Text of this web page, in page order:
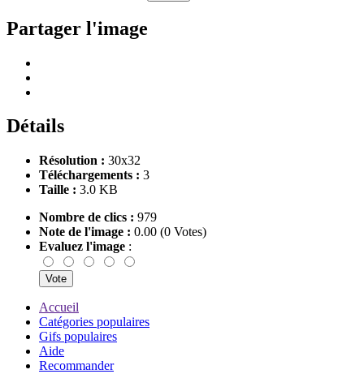
Partager l'image
Détails
Résolution : 30x32
Téléchargements : 3
Taille : 3.0 KB
Nombre de clics : 979
Note de l'image : 0.00 (0 Votes)
Evaluez l'image :
Accueil
Catégories populaires
Gifs populaires
Aide
Recommander